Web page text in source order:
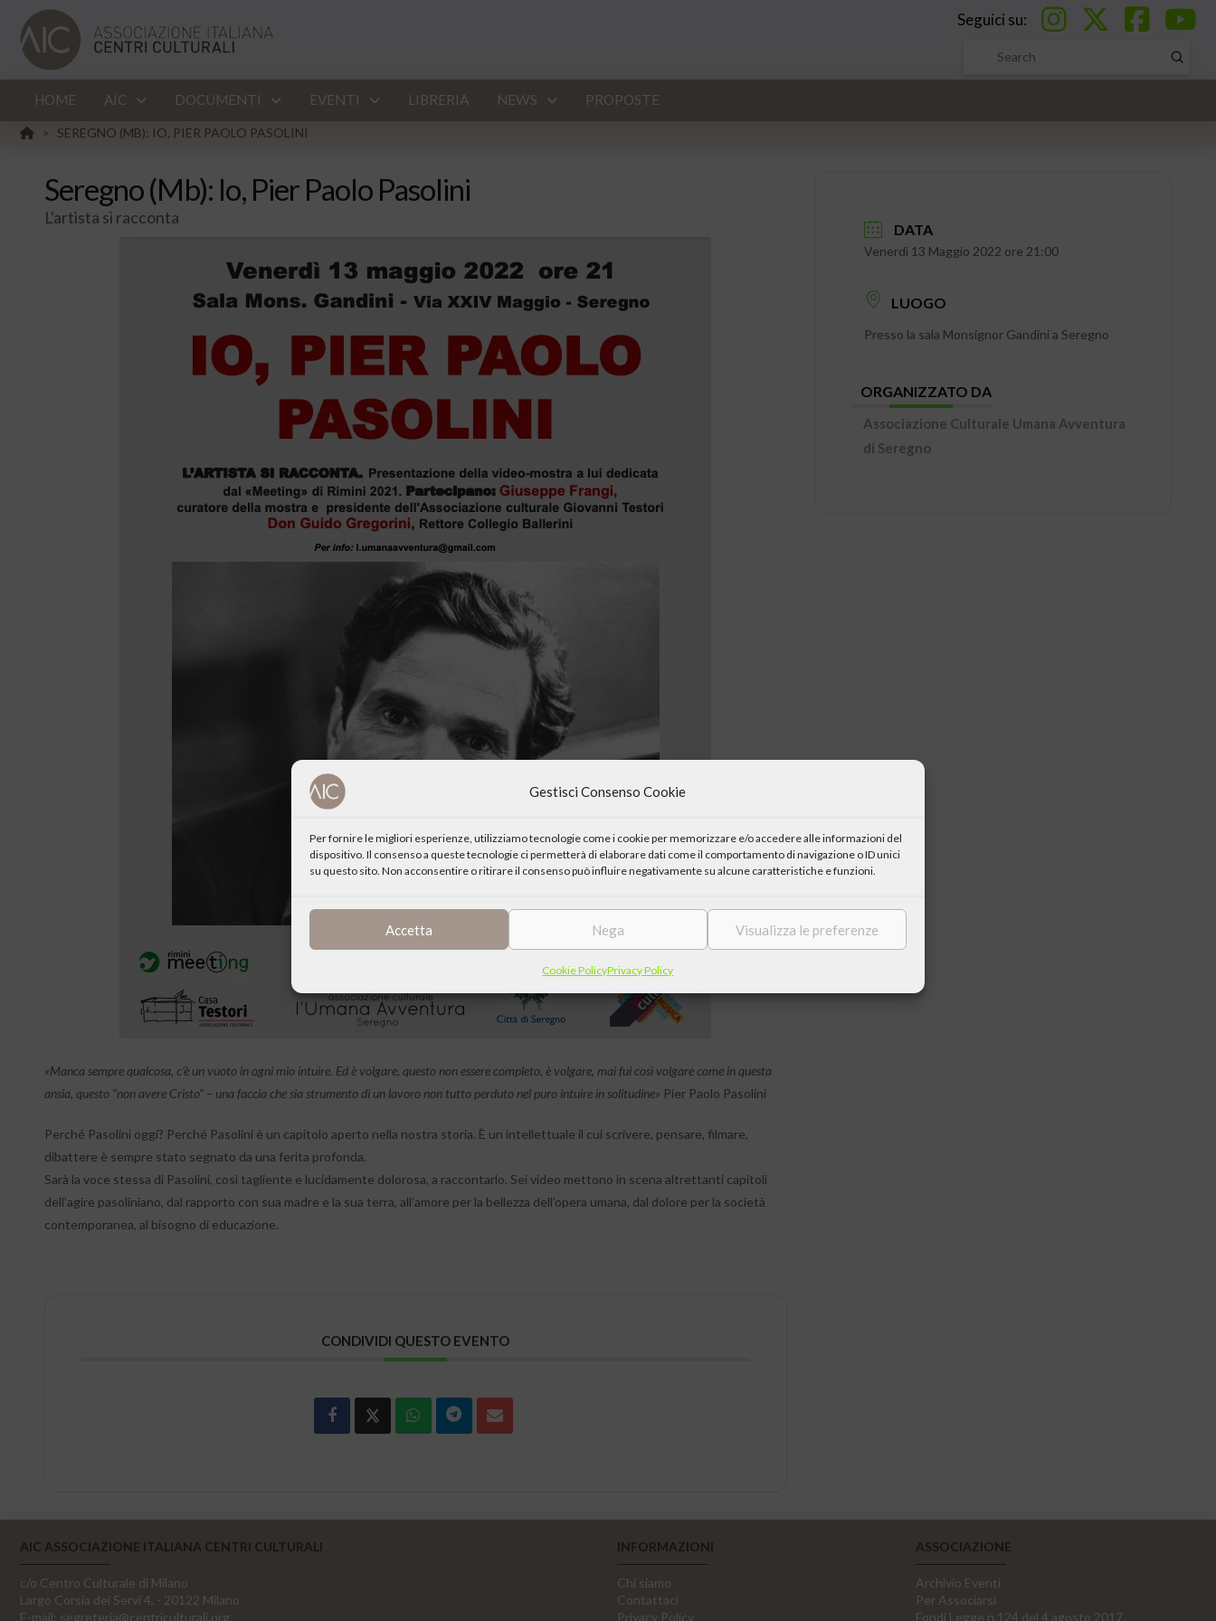
Gestisci Consenso Cookie
Per fornire le migliori esperienze, utilizziamo tecnologie come i cookie per memorizzare e/o accedere alle informazioni del
dispositivo. Il consenso a queste tecnologie ci permetterà di elaborare dati come il comportamento di navigazione o ID unici
su questo sito. Non acconsentire o ritirare il consenso può influire negativamente su alcune caratteristiche e funzioni.
Accetta Nega Visualizza le preferenze
Cookie PolicyPrivacy Policy
Seguici su:
Search
Submit
HOME AIC DOCUMENTI EVENTI LIBRERIA NEWS PROPOSTE
HOME
> SEREGNO (MB): IO, PIER PAOLO PASOLINI
Seregno (Mb): Io, Pier Paolo Pasolini
L'artista si racconta
«Manca sempre qualcosa, c’è un vuoto in ogni mio intuire. Ed è volgare, questo non essere completo, è volgare, mai fui così volgare come in questa
ansia, questo “non avere Cristo” – una faccia che sia strumento di un lavoro non tutto perduto nel puro intuire in solitudine» Pier Paolo Pasolini
Perché Pasolini oggi? Perché Pasolini è un capitolo aperto nella nostra storia. È un intellettuale il cui scrivere, pensare, filmare,
dibattere è sempre stato segnato da una ferita profonda.
Sarà la voce stessa di Pasolini, così tagliente e lucidamente dolorosa, a raccontarlo. Sei video mettono in scena altrettanti capitoli
dell’agire pasoliniano, dal rapporto con sua madre e la sua terra, all’amore per la bellezza dell’opera umana, dal dolore per la società
contemporanea, al bisogno di educazione.
CONDIVIDI QUESTO EVENTO
DATA
Venerdì 13 Maggio 2022 ore 21:00
LUOGO
Presso la sala Monsignor Gandini a Seregno
ORGANIZZATO DA
Associazione Culturale Umana Avventura
di Seregno
AIC ASSOCIAZIONE ITALIANA CENTRI CULTURALI
c/o Centro Culturale di Milano
Largo Corsia dei Servi 4, - 20122 Milano
E-mail: segreteria@centriculturali.org
INFORMAZIONI
Chi siamo
Contattaci
Privacy Policy
ASSOCIAZIONE
Archivio Eventi
Per Associarsi
Fondi Legge n.124 del 4 agosto 2017